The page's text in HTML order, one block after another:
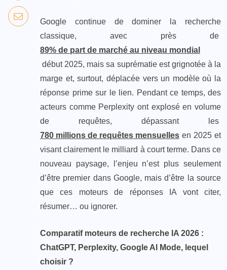
Google continue de dominer la recherche
classique, avec près de
89% de part de marché au niveau mondial
début 2025, mais sa suprématie est grignotée à la
marge et, surtout, déplacée vers un modèle où la
réponse prime sur le lien. Pendant ce temps, des
acteurs comme Perplexity ont explosé en volume
de requêtes, dépassant les
780 millions de requêtes mensuelles en 2025 et
visant clairement le milliard à court terme. Dans ce
nouveau paysage, l’enjeu n’est plus seulement
d’être premier dans Google, mais d’être la source
que ces moteurs de réponses IA vont citer,
résumer… ou ignorer.
Comparatif moteurs de recherche IA 2026 :
ChatGPT, Perplexity, Google AI Mode, lequel
choisir ?